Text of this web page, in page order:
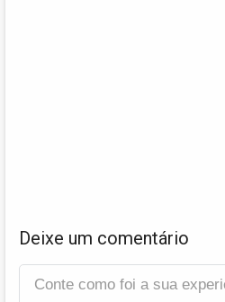
Deixe um comentário